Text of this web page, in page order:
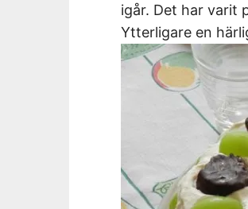
igår. Det har varit
Ytterligare en